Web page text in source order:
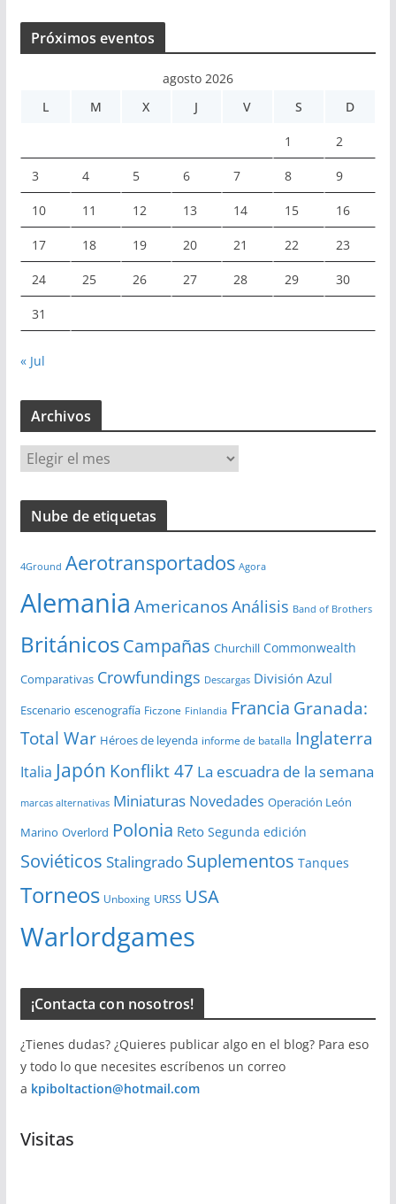
Próximos eventos
agosto 2026
L
M X J V S D
1 2
3 4 5 6 7 8 9
10 11 12 13 14 15 16
17 18 19 20 21 22 23
24 25 26 27 28 29 30
31
« Jul
Archivos
r
c
v
s
Nube de etiquetas
4Ground Aerotransportados Agora
Alemania AmericanosAnálisis Band of Brothers
BritánicosCampañas Churchill Commonwealth
Comparativas Crowfundings Descargas División Azul
Escenario escenografía Ficzone Finlandia Francia Granada:
Total War Héroes de leyenda informe de batalla Inglaterra
Italia Japón Konflikt 47 La escuadra de la semana
marcas alternativas Miniaturas Novedades Operación León
Marino Overlord Polonia Reto Segunda edición
Soviéticos Stalingrado Suplementos Tanques
Torneos Unboxing URSS USA
Warlordgames
¡Contacta con nosotros!
¿Tienes dudas? ¿Quieres publicar algo en el blog? Para eso
y todo lo que necesites escríbenos un correo
a kpiboltaction@hotmail.com
Visitas